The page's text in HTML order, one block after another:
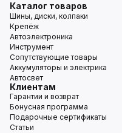
Каталог товаров
Шины, диски, колпаки
Крепёж
Автоэлектроника
Инструмент
Сопутствующие товары
Аккумуляторы и электрика
Автосвет
Клиентам
Гарантии и возврат
Бонусная программа
Подарочные сертификаты
Статьи